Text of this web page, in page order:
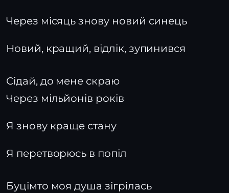
Через місяць знову новий синець
Новий, кращий, відлік, зупинився
Сідай, до мене скраю
Через мільйонів років
Я знову краще стану
Я перетворюсь в попіл
Буцімто моя душа зігрілась